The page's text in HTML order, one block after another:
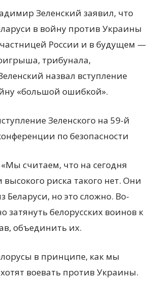
Зеленский заявил, что
в войну против Украины
России и в будущем —
трибунала,
назвал вступление
«большой ошибкой».
Зеленского на 59-й
по безопасности
«Мы считаем, что на сегодня
высокого риска такого нет. Они
Беларуси, но это сложно. Во-
затянуть белорусских воинов к
объединить их.
в принципе, как мы
воевать против Украины.